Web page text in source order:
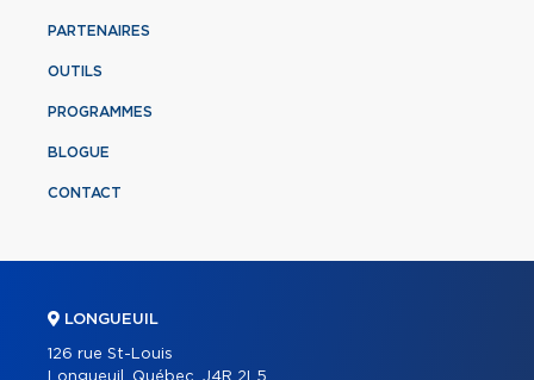
PARTENAIRES
OUTILS
PROGRAMMES
BLOGUE
CONTACT
LONGUEUIL
126 rue St-Louis